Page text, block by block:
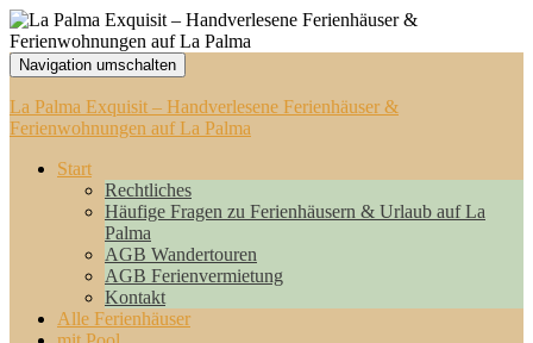
Navigation umschalten
La Palma Exquisit – Handverlesene Ferienhäuser &
Ferienwohnungen auf La Palma
Start
Rechtliches
Häufige Fragen zu Ferienhäusern & Urlaub auf La
Palma
AGB Wandertouren
AGB Ferienvermietung
Kontakt
Alle Ferienhäuser